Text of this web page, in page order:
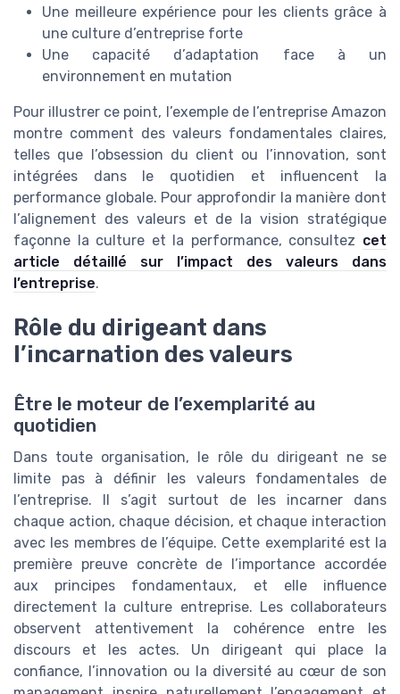
Une meilleure expérience pour les clients grâce à
une culture d’entreprise forte
Une capacité d’adaptation face à un
environnement en mutation
Pour illustrer ce point, l’exemple de l’entreprise Amazon
montre comment des valeurs fondamentales claires,
telles que l’obsession du client ou l’innovation, sont
intégrées dans le quotidien et influencent la
performance globale. Pour approfondir la manière dont
l’alignement des valeurs et de la vision stratégique
façonne la culture et la performance, consultez cet
article détaillé sur l’impact des valeurs dans
l’entreprise.
Rôle du dirigeant dans
l’incarnation des valeurs
Être le moteur de l’exemplarité au
quotidien
Dans toute organisation, le rôle du dirigeant ne se
limite pas à définir les valeurs fondamentales de
l’entreprise. Il s’agit surtout de les incarner dans
chaque action, chaque décision, et chaque interaction
avec les membres de l’équipe. Cette exemplarité est la
première preuve concrète de l’importance accordée
aux principes fondamentaux, et elle influence
directement la culture entreprise. Les collaborateurs
observent attentivement la cohérence entre les
discours et les actes. Un dirigeant qui place la
confiance, l’innovation ou la diversité au cœur de son